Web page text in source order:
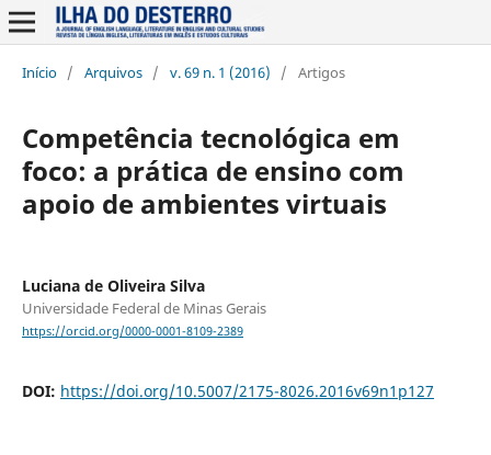
Início / Arquivos / v. 69 n. 1 (2016) / Artigos
Competência tecnológica em
foco: a prática de ensino com
apoio de ambientes virtuais
Luciana de Oliveira Silva
Universidade Federal de Minas Gerais
https://orcid.org/0000-0001-8109-2389
DOI: https://doi.org/10.5007/2175-8026.2016v69n1p127